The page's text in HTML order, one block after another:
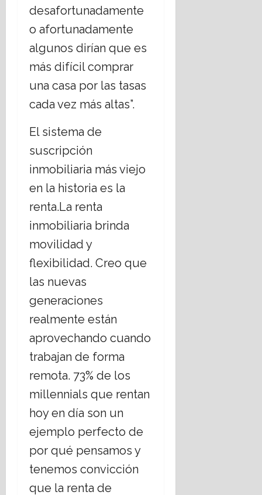
desafortunadamente
o afortunadamente
algunos dirían que es
más difícil comprar
una casa por las tasas
cada vez más altas”.
El sistema de
suscripción
inmobiliaria más viejo
en la historia es la
renta.La renta
inmobiliaria brinda
movilidad y
flexibilidad. Creo que
las nuevas
generaciones
realmente están
aprovechando cuando
trabajan de forma
remota. 73% de los
millennials que rentan
hoy en día son un
ejemplo perfecto de
por qué pensamos y
tenemos convicción
que la renta de